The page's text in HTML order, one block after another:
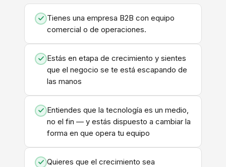
Tienes una empresa B2B con equipo
comercial o de operaciones.
Estás en etapa de crecimiento y sientes
que el negocio se te está escapando de
las manos
Entiendes que la tecnología es un medio,
no el fin — y estás dispuesto a cambiar la
forma en que opera tu equipo
Quieres que el crecimiento sea